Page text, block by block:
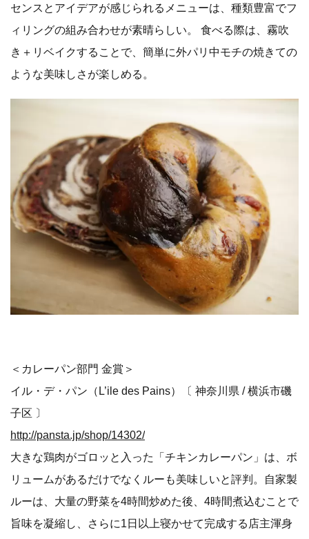
センスとアイデアが感じられるメニューは、種類豊富でフ
ィリングの組み合わせが素晴らしい。 食べる際は、霧吹
き＋リベイクすることで、簡単に外パリ中モチの焼きての
ような美味しさが楽しめる。
＜カレーパン部門 金賞＞
イル・デ・パン（L’ile des Pains）〔 神奈川県 / 横浜市磯
子区 〕
http://pansta.jp/shop/14302/
大きな鶏肉がゴロッと入った「チキンカレーパン」は、ボ
リュームがあるだけでなくルーも美味しいと評判。自家製
ルーは、大量の野菜を4時間炒めた後、4時間煮込むことで
旨味を凝縮し、さらに1日以上寝かせて完成する店主渾身